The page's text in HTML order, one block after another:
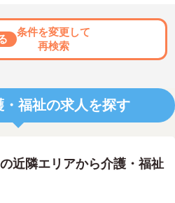
条件を変更して
再検索
福祉の求人を探す
近隣エリアから介護・福祉